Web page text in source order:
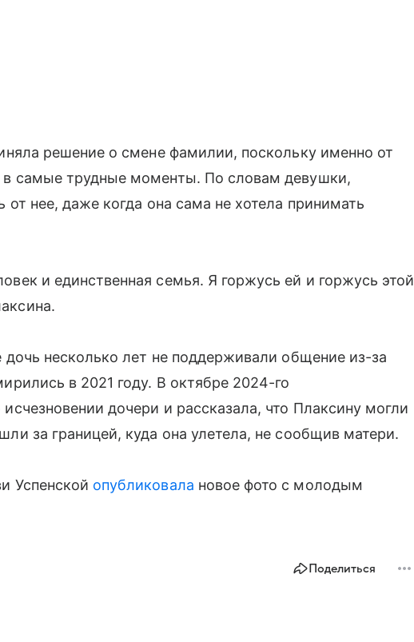
решение о смене фамилии, поскольку именно от
в самые трудные моменты. По словам девушки,
от нее, даже когда она сама не хотела принимать
и единственная семья. Я горжусь ей и горжусь этой
дочь несколько лет не поддерживали общение из-за
в 2021 году. В октябре 2024-го
дочери и рассказала, что Плаксину могли
за границей, куда она улетела, не сообщив матери.
Успенской опубликовала новое фото с молодым
Поделиться